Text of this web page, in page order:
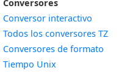
Conversores
Conversor interactivo
Todos los conversores TZ
Conversores de formato
Tiempo Unix